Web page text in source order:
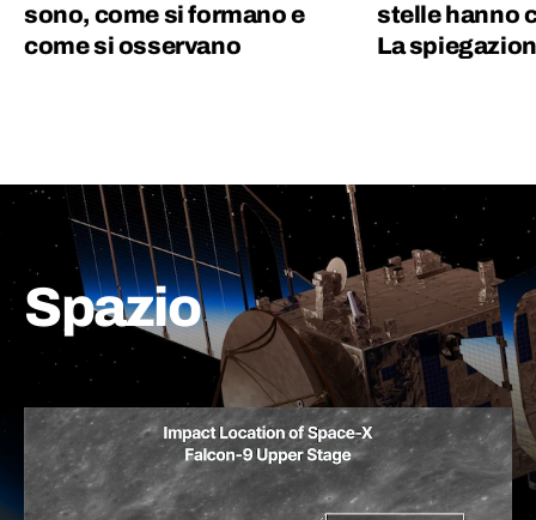
sono, come si formano e
come si osservano
stelle hanno
La
Spazio